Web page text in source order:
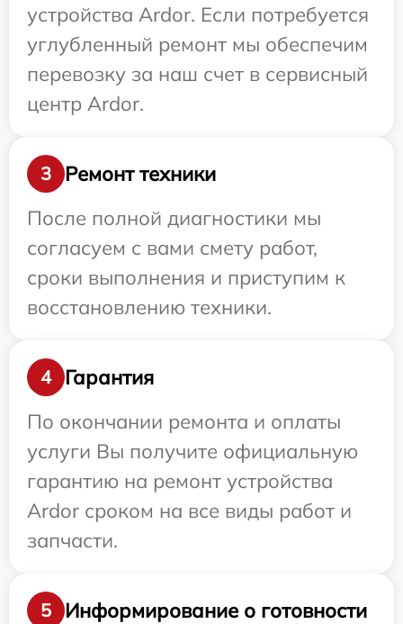
устройства Ardor. Если потребуется
углубленный ремонт мы обеспечим
перевозку за наш счет в сервисный
центр Ardor.
3
Ремонт техники
После полной диагностики мы
согласуем с вами смету работ,
сроки выполнения и приступим к
восстановлению техники.
4
Гарантия
По окончании ремонта и оплаты
услуги Вы получите официальную
гарантию на ремонт устройства
Ardor сроком на все виды работ и
запчасти.
5
Информирование о готовности